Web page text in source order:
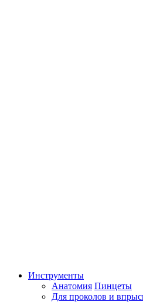
Инструменты
Анатомия Пинцеты
Для проколов и